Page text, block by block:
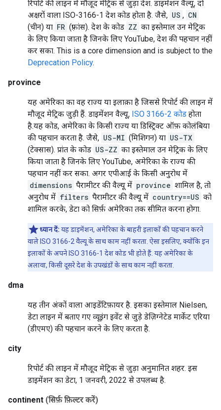
रिपोर्ट की लाइन में मौजूद मेट्रिक से जुड़ा देश. डाइमेंशन वैल्यू, दो
अक्षरों वाला ISO-3166-1 देश कोड होता है. जैसे, US , CN
(चीन) या FR (फ़्रांस). देश के कोड ZZ का इस्तेमाल उन मेट्रिक
के लिए किया जाता है जिनके लिए YouTube, देश की पहचान नहीं
कर सका. This is a core dimension and is subject to the
Deprecation Policy.
province
यह अमेरिका का वह राज्य या इलाक़ा है जिससे रिपोर्ट की लाइन में
मौजूद मेट्रिक जुड़ी हैं. डाइमेंशन वैल्यू, ISO 3166-2 कोड होता
है.यह कोड, अमेरिका के किसी राज्य या डिस्ट्रिक्ट ऑफ़ कोलंबिया
की पहचान करता है. जैसे, US-MI (मिशिगन) या US-TX
(टेक्सास). प्रांत के कोड US-ZZ का इस्तेमाल उन मेट्रिक के लिए
किया जाता है जिनके लिए YouTube, अमेरिका के राज्य की
पहचान नहीं कर सका. अगर एपीआई के किसी अनुरोध में
dimensions पैरामीटर की वैल्यू में province शामिल है, तो
अनुरोध में filters पैरामीटर की वैल्यू में country==US को
शामिल करके, डेटा को सिर्फ़ अमेरिका तक सीमित करना होगा.
ध्यान दें: यह डाइमेंशन, अमेरिका के बाहरी इलाकों की पहचान करने
वाले ISO 3166-2 वैल्यू के साथ काम नहीं करता. ऐसा इसलिए, क्योंकि इन
इलाकों के अपने ISO 3166-1 देश कोड भी होते हैं. यह अमेरिका के
अलावा, किसी दूसरे देश के उपखंडों के साथ काम नहीं करता.
dma
यह तीन अंकों वाला आइडेंटिफ़ायर है. इसका इस्तेमाल Nielsen,
डेटा लाइन में बताए गए व्यूइंग इवेंट से जुड़े डेज़िग्नेटेड मार्केट एरिया
(डीएमए) की पहचान करने के लिए करता है.
city
रिपोर्ट की लाइन में मौजूद मेट्रिक से जुड़ा अनुमानित शहर. इस
डाइमेंशन का डेटा, 1 जनवरी, 2022 से उपलब्ध है.
continent (सिर्फ़ फ़िल्टर करें)